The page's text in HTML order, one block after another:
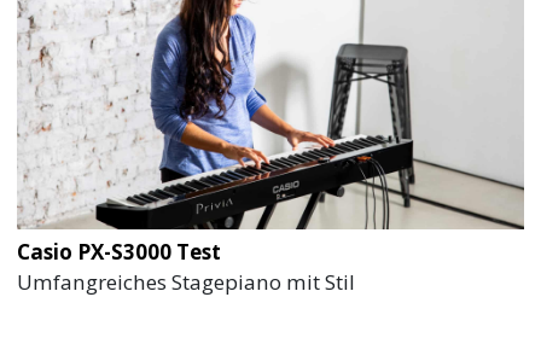
Casio PX-S3000 Test
Umfangreiches Stagepiano mit Stil